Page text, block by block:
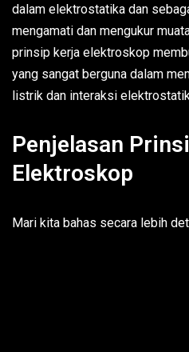
dalam elektrostatika dan
mengamati dan mengukur
prinsip kerja elektroskop
yang sangat berguna dalam
listrik dan interaksi
Penjelasan
Elektroskop
Mari kita bahas secara lebih